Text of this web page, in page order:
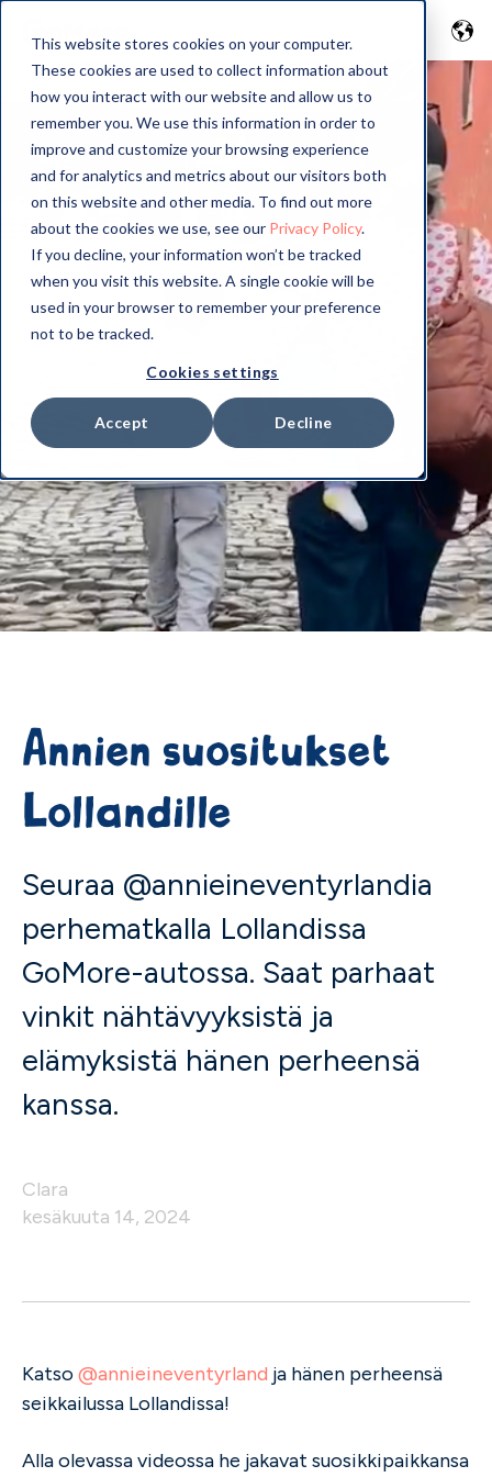
This website stores cookies on your computer.
These cookies are used to collect information about
how you interact with our website and allow us to
remember you. We use this information in order to
improve and customize your browsing experience
and for analytics and metrics about our visitors both
on this website and other media. To find out more
about the cookies we use, see our Privacy Policy.
If you decline, your information won’t be tracked
when you visit this website. A single cookie will be
used in your browser to remember your preference
not to be tracked.
Cookies settings
Accept Decline
Annien suositukset
Lollandille
Seuraa @annieineventyrlandia
perhematkalla Lollandissa
GoMore-autossa. Saat parhaat
vinkit nähtävyyksistä ja
elämyksistä hänen perheensä
kanssa.
Clara
kesäkuuta 14, 2024
Katso@annieineventyrland ja hänen perheensä
seikkailussa Lollandissa!
Alla olevassa videossa he jakavat suosikkipaikkansa